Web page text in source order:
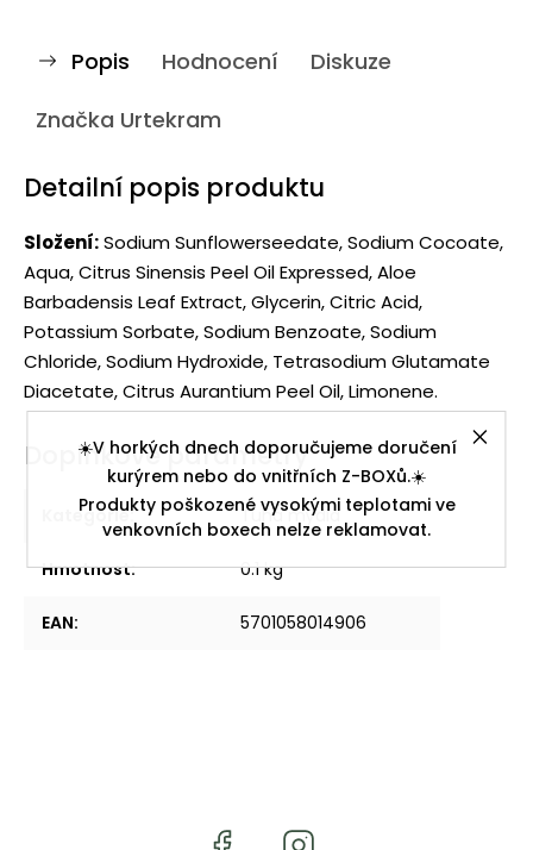
☀️V horkých dnech doporučujeme doručení
kurýrem nebo do vnitřních Z-BOXů.☀️
Produkty poškozené vysokými teplotami ve
venkovních boxech nelze reklamovat.
Popis Hodnocení
Diskuze
Značka Urtekram
Detailní popis produktu
Složení:Sodium Sunflowerseedate, Sodium Cocoate,
Aqua, Citrus Sinensis Peel Oil Expressed, Aloe
Barbadensis Leaf Extract, Glycerin, Citric Acid,
Potassium Sorbate, Sodium Benzoate, Sodium
Chloride, Sodium Hydroxide, Tetrasodium Glutamate
Diacetate, Citrus Aurantium Peel Oil, Limonene.
Doplňkové parametry
Kategorie: Tuhá mýdla
Hmotnost: 0.1 kg
EAN: 5701058014906